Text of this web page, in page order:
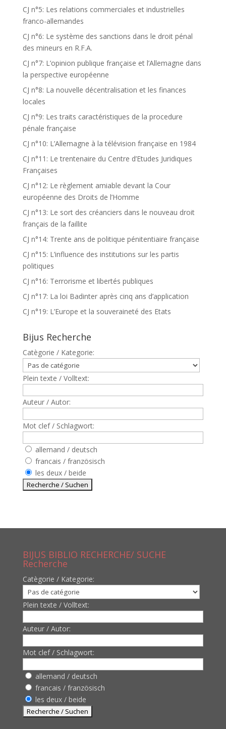
CJ n°5: Les relations commerciales et industrielles
franco-allemandes
CJ n°6: Le système des sanctions dans le droit pénal
des mineurs en R.F.A.
CJ n°7: L’opinion publique française et l’Allemagne dans
la perspective européenne
CJ n°8: La nouvelle décentralisation et les finances
locales
CJ n°9: Les traits caractéristiques de la procedure
pénale française
CJ n°10: L’Allemagne à la télévision française en 1984
CJ n°11: Le trentenaire du Centre d’Etudes Juridiques
Françaises
CJ n°12: Le règlement amiable devant la Cour
européenne des Droits de l’Homme
CJ n°13: Le sort des créanciers dans le nouveau droit
français de la faillite
CJ n°14: Trente ans de politique pénitentiaire française
CJ n°15: L’influence des institutions sur les partis
politiques
CJ n°16: Terrorisme et libertés publiques
CJ n°17: La loi Badinter après cinq ans d’application
CJ n°19: L’Europe et la souveraineté des Etats
Bijus Recherche
Catègorie / Kategorie:
Plein texte / Volltext:
Auteur / Autor:
Mot clef / Schlagwort:
allemand / deutsch
francais / französisch
les deux / beide
BIJUS BIBLIO RECHERCHE/ SUCHE
Recherche
Catègorie / Kategorie:
Plein texte / Volltext:
Auteur / Autor:
Mot clef / Schlagwort:
allemand / deutsch
francais / französisch
les deux / beide